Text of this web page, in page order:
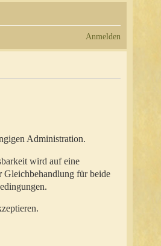
Anmelden
Administration.
wird auf eine
Gleichbehandlung für beide